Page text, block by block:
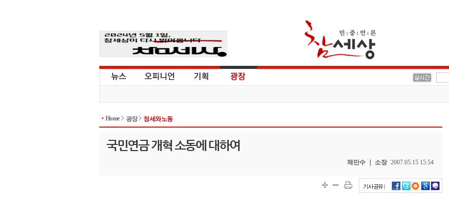
Home 광장 정세와노동
국민연금 개혁 소동에 대하여
채만수 ｜ 소장 2007.05.15 15:54
기사공유 |